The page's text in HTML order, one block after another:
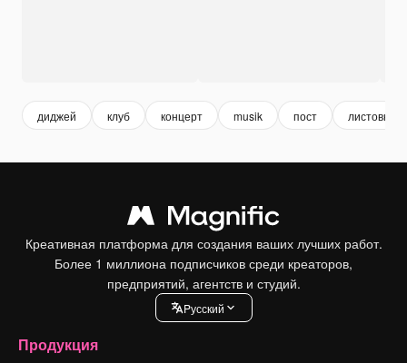
диджей клуб концерт musik пост листовка
Креативная платформа для создания ваших лучших работ.
Более 1 миллиона подписчиков среди креаторов,
предприятий, агентств и студий.
Pусский
Продукция